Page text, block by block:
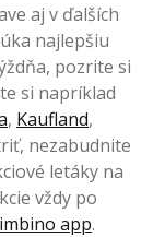
aj v ďalších
najlepšiu
pozrite si
si napríklad
, Kaufland,
nezabudnite
letáky na
vždy po
app.